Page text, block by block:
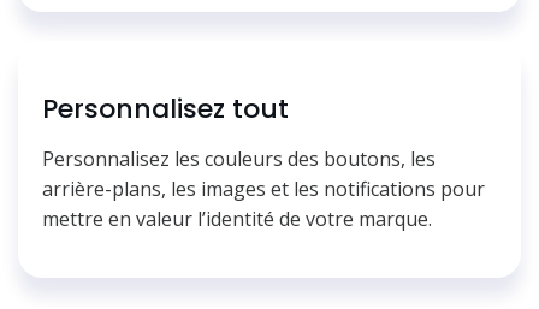
Personnalisez tout
Personnalisez les couleurs des boutons, les
arrière-plans, les images et les notifications pour
mettre en valeur l’identité de votre marque.